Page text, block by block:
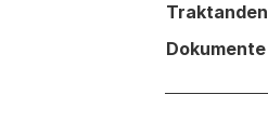
Traktanden
Dokumente